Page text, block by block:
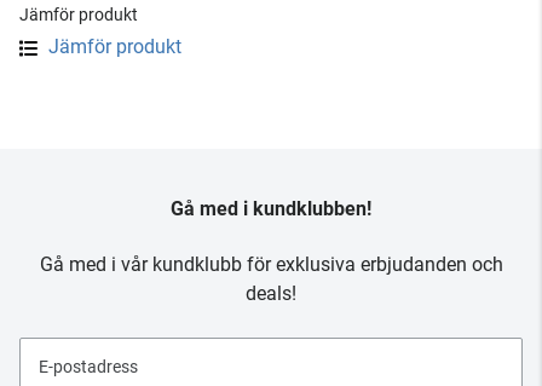
Jämför produkt
Jämför produkt
Gå med i kundklubben!
Gå med i vår kundklubb för exklusiva erbjudanden och
deals!
E-postadress